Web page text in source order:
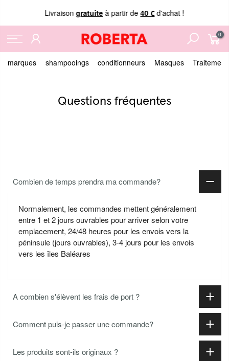
Livraisongratuiteà partir de40 €d'achat !
0
marques shampooings conditionneurs Masques
Questions fréquentes
Combien de temps prendra ma commande?
Normalement, les commandes mettent généralement
entre 1 et 2 jours ouvrables pour arriver selon votre
emplacement, 24/48 heures pour les envois vers la
péninsule (jours ouvrables), 3-4 jours pour les envois
vers les îles Baléares
A combien s'élèvent les frais de port ?
Comment puis-je passer une commande?
Les produits sont-ils originaux ?